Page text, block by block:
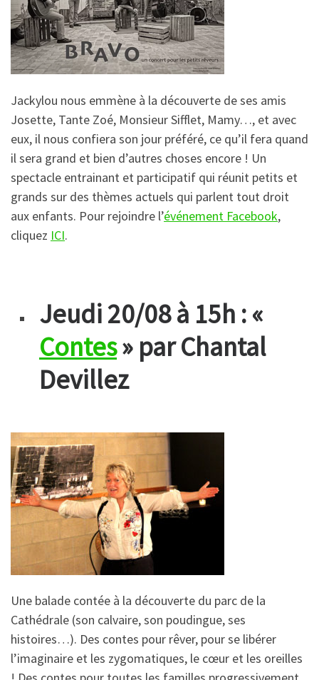
Jackylou nous emmène à la découverte de ses amis
Josette, Tante Zoé, Monsieur Sifflet, Mamy…, et avec
eux, il nous confiera son jour préféré, ce qu’il fera quand
il sera grand et bien d’autres choses encore ! Un
spectacle entrainant et participatif qui réunit petits et
grands sur des thèmes actuels qui parlent tout droit
aux enfants. Pour rejoindre l’événement Facebook,
cliquez ICI.
Jeudi 20/08 à 15h : «
Contes» par Chantal
Devillez
Une balade contée à la découverte du parc de la
Cathédrale (son calvaire, son poudingue, ses
histoires…). Des contes pour rêver, pour se libérer
l’imaginaire et les zygomatiques, le cœur et les oreilles